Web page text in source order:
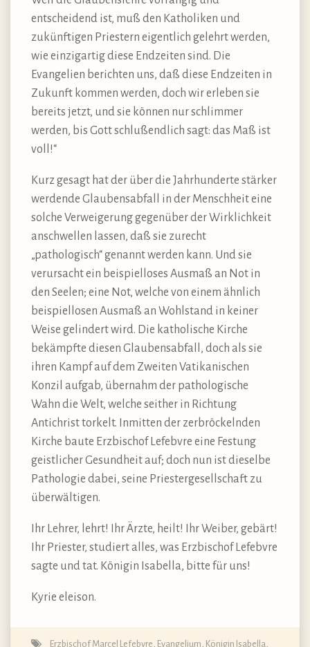
entscheidend ist, muß den Katholiken und
zukünftigen Priestern eigentlich gelehrt werden,
wie einzigartig diese Endzeiten sind. Die
Evangelien berichten uns, daß diese Endzeiten in
Zukunft kommen werden, doch wir erleben sie
bereits jetzt, und sie können nur schlimmer
werden, bis Gott schlußendlich sagt: das Maß ist
voll!“
Kurz gesagt hat der über die Jahrhunderte stärker
werdende Glaubensabfall in der Menschheit eine
solche Verweigerung gegenüber der Wirklichkeit
anschwellen lassen, daß sie zurecht
„pathologisch“ genannt werden kann. Und sie
verursacht ein beispielloses Ausmaß an Not in
den Seelen; eine Not, welche von einem ähnlich
beispiellosen Ausmaß an Wohlstand in keiner
Weise gelindert wird. Die katholische Kirche
bekämpfte diesen Glaubensabfall, doch als sie
ihren Kampf auf dem Zweiten Vatikanischen
Konzil aufgab, übernahm der pathologische
Wahn die Welt, welche seither in Richtung
Antichrist torkelt. Inmitten der zerbröckelnden
Kirche baute Erzbischof Lefebvre eine Festung
geistlicher Gesundheit auf; doch nun ist dieselbe
Pathologie dabei, seine Priestergesellschaft zu
überwältigen.
Ihr Lehrer, lehrt! Ihr Ärzte, heilt! Ihr Weiber, gebärt!
Ihr Priester, studiert alles, was Erzbischof Lefebvre
sagte und tat. Königin Isabella, bitte für uns!
Kyrie eleison.
Erzbischof Marcel Lefebvre Evangelium Königin Isabella